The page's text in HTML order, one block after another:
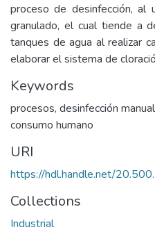
proceso de desinfección, al
granulado, el cual tiende a
tanques de agua al realizar
elaborar el sistema de
Keywords
procesos, desinfección manual
consumo humano
URI
https://hdl.handle.net/
Collections
Industrial